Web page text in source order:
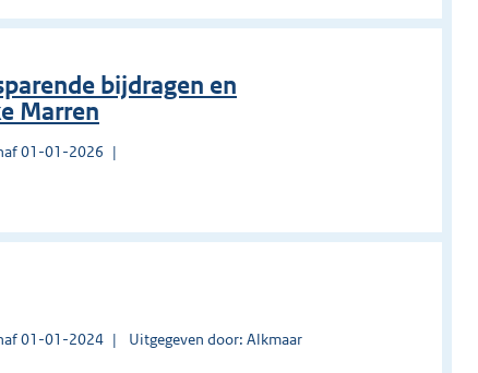
bijdragen en
Marren
01-01-2026
01-01-2024 Uitgegeven door: Alkmaar